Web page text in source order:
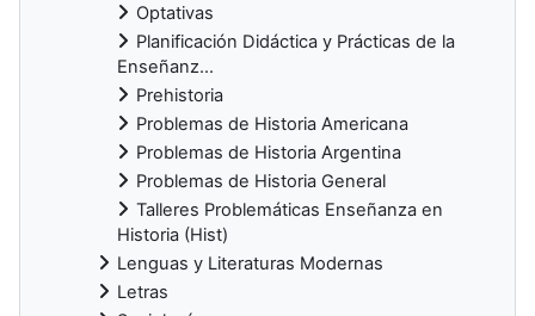
Optativas
Planificación Didáctica y Prácticas de la
Enseñanz...
Prehistoria
Problemas de Historia Americana
Problemas de Historia Argentina
Problemas de Historia General
Talleres Problemáticas Enseñanza en
Historia (Hist)
Lenguas y Literaturas Modernas
Letras